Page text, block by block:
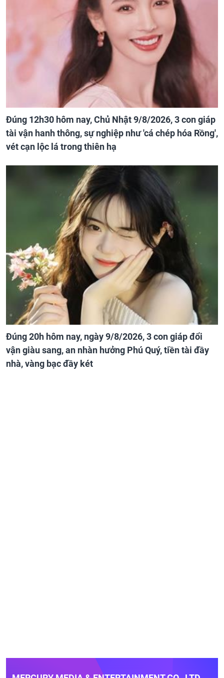
Đúng 12h30 hôm nay, Chủ Nhật 9/8/2026, 3 con giáp
tài vận hanh thông, sự nghiệp như 'cá chép hóa Rồng',
vét cạn lộc lá trong thiên hạ
Đúng 20h hôm nay, ngày 9/8/2026, 3 con giáp đổi
vận giàu sang, an nhàn hưởng Phú Quý, tiền tài đầy
nhà, vàng bạc đầy két